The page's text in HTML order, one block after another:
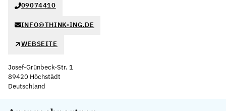
09074410
INFO@THINK-ING.DE
WEBSEITE
Josef-Grünbeck-Str. 1
89420 Höchstädt
Deutschland